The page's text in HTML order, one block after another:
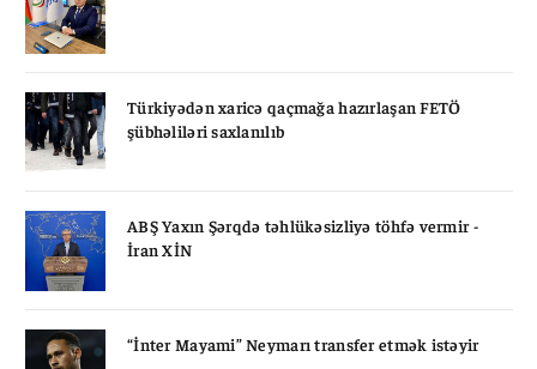
Türkiyədən xaricə qaçmağa hazırlaşan FETÖ
şübhəliləri saxlanılıb
ABŞ Yaxın Şərqdə təhlükəsizliyə töhfə vermir -
İran XİN
“İnter Mayami” Neymarı transfer etmək istəyir